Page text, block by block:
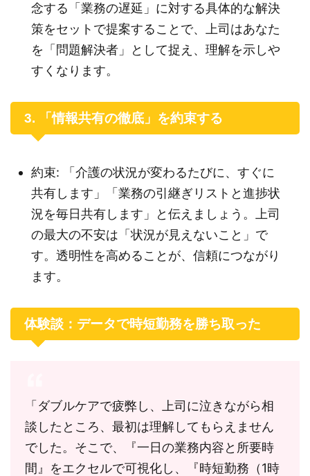
念する「業務の遅延」に対する具体的な解決
策をセットで提案することで、上司はあなた
を「問題解決者」として捉え、理解を示しや
すくなります。
3. 「情報共有の徹底」を約束する
約束: 「介護の状況が変わるたびに、すぐに
共有します」「業務の引継ぎリストと進捗状
況を毎日共有します」と伝えましょう。上司
の最大の不安は「状況が見えないこと」で
す。透明性を高めることが、信頼につながり
ます。
体験談：データで時短勤務を勝ち取った
「ダブルケアで疲弊し、上司に泣きながら相
談したところ、最初は理解してもらえません
でした。そこで、『一日の業務内容と所要時
間』をエクセルで可視化し、『時短勤務（1時